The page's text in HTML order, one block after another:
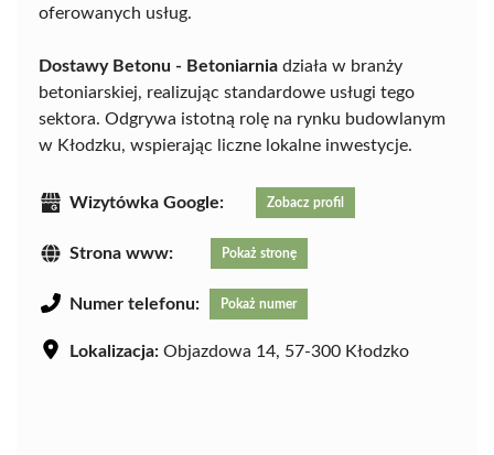
oferowanych usług.
Dostawy Betonu - Betoniarnia działa w branży
betoniarskiej, realizując standardowe usługi tego
sektora. Odgrywa istotną rolę na rynku budowlanym
w Kłodzku, wspierając liczne lokalne inwestycje.
Wizytówka Google: Zobacz profil
Strona www: Pokaż stronę
Numer telefonu: Pokaż numer
Lokalizacja: Objazdowa 14, 57-300 Kłodzko